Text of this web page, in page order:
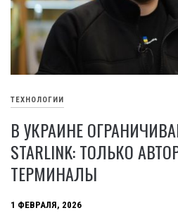
ТЕХНОЛОГИИ
В УКРАИНЕ
STARLINK: ТОЛЬКО
ТЕРМИНАЛЫ
1 ФЕВРАЛЯ, 2026